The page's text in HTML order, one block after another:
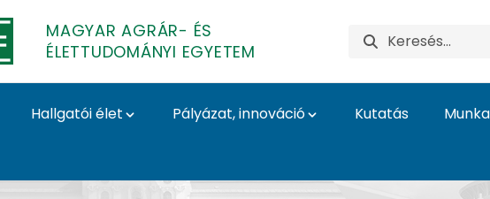
MAGYAR AGRÁR- ÉS
ÉLETTUDOMÁNYI EGYETEM
Hallgatói élet Pályázat, innováció Kutatás